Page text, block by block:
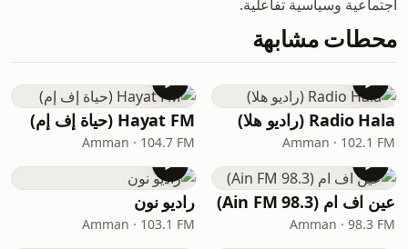
اجتماعية وسياسية تفاعلية.
محطات مشابهة
Radio Hala (راديو هلا)
Amman · 102.1 FM
Hayat FM (حياة إف إم)
Amman · 104.7 FM
عين اف ام (Ain FM 98.3)
Amman · 98.3 FM
راديو نون
Amman · 103.1 FM